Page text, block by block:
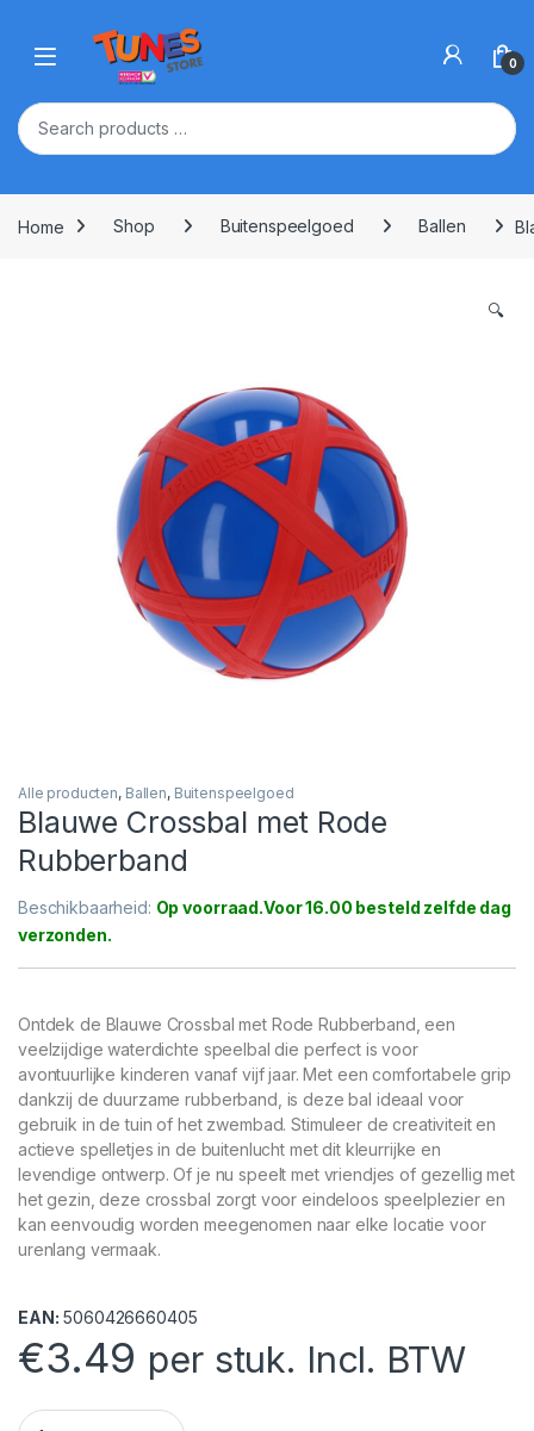
Open 0
Home Shop Buitenspeelgoed Ballen
🔍
Alle producten, Ballen, Buitenspeelgoed
Blauwe Crossbal met Rode
Rubberband
Beschikbaarheid: Op voorraad
Ontdek de Blauwe Crossbal met Rode Rubberband, een
veelzijdige waterdichte speelbal die perfect is voor
avontuurlijke kinderen vanaf vijf jaar. Met een comfortabele grip
dankzij de duurzame rubberband, is deze bal ideaal voor
gebruik in de tuin of het zwembad. Stimuleer de creativiteit en
actieve spelletjes in de buitenlucht met dit kleurrijke en
levendige ontwerp. Of je nu speelt met vriendjes of gezellig met
het gezin, deze crossbal zorgt voor eindeloos speelplezier en
kan eenvoudig worden meegenomen naar elke locatie voor
urenlang vermaak.
EAN: 5060426660405
€3.49 per stuk. Incl. BTW
Blauwe Crossbal met Rode Rubberband quantity